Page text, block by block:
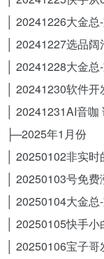
│ 20241226大金
│ 20241227选品
│ 20241228大金
│ 20241230软件
│ 20241231AI音
├─2025年1月份
│ 20250102非实
│ 20250103号免
│ 20250104大金
│ 20250105快手
│ 20250106宝子